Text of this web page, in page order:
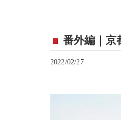
番外編｜
2022/02/27